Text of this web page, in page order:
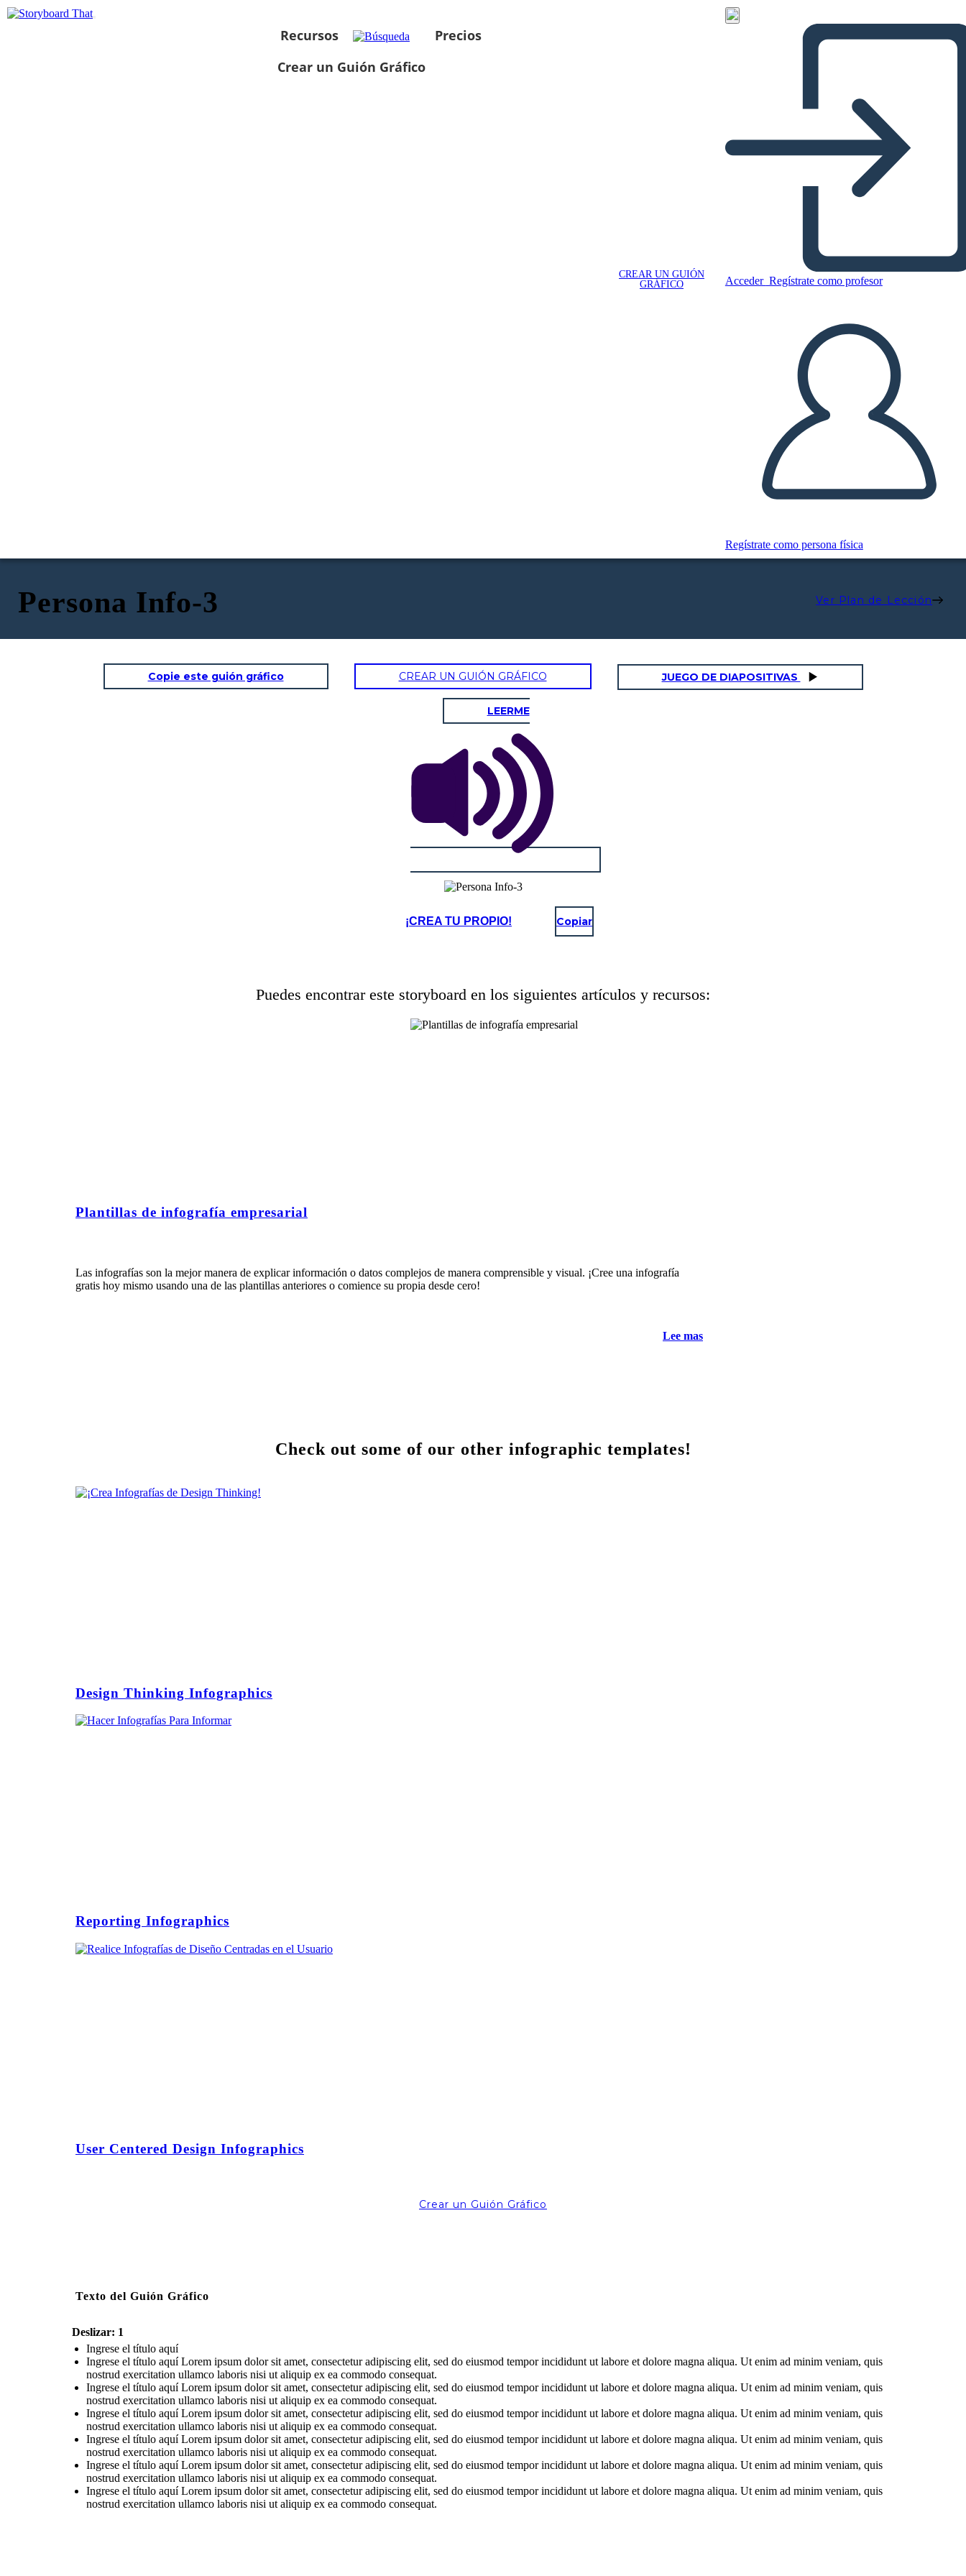
Recursos
Precios
Crear un Guión Gráfico
CREAR UN GUIÓN
GRÁFICO
Acceder Regístrate como profesor
Regístrate como persona física
Persona Info-3 Ver Plan de Lección
Copie este guión gráfico CREAR UN GUIÓN GRÁFICO JUEGO DE DIAPOSITIVAS
LEERME
¡CREA TU PROPIO! Copiar
Puedes encontrar este storyboard en los siguientes artículos y recursos:
Plantillas de infografía empresarial
Las infografías son la mejor manera de explicar información o datos complejos de manera comprensible y visual. ¡Cree una infografía
gratis hoy mismo usando una de las plantillas anteriores o comience su propia desde cero!
Lee mas
Check out some of our other infographic templates!
Design Thinking Infographics
Reporting Infographics
User Centered Design Infographics
Crear un Guión Gráfico
Texto del Guión Gráfico
Deslizar: 1
Ingrese el título aquí
Ingrese el título aquí Lorem ipsum dolor sit amet, consectetur adipiscing elit, sed do eiusmod tempor incididunt ut labore et dolore magna aliqua. Ut enim ad minim veniam, quis
nostrud exercitation ullamco laboris nisi ut aliquip ex ea commodo consequat.
Ingrese el título aquí Lorem ipsum dolor sit amet, consectetur adipiscing elit, sed do eiusmod tempor incididunt ut labore et dolore magna aliqua. Ut enim ad minim veniam, quis
nostrud exercitation ullamco laboris nisi ut aliquip ex ea commodo consequat.
Ingrese el título aquí Lorem ipsum dolor sit amet, consectetur adipiscing elit, sed do eiusmod tempor incididunt ut labore et dolore magna aliqua. Ut enim ad minim veniam, quis
nostrud exercitation ullamco laboris nisi ut aliquip ex ea commodo consequat.
Ingrese el título aquí Lorem ipsum dolor sit amet, consectetur adipiscing elit, sed do eiusmod tempor incididunt ut labore et dolore magna aliqua. Ut enim ad minim veniam, quis
nostrud exercitation ullamco laboris nisi ut aliquip ex ea commodo consequat.
Ingrese el título aquí Lorem ipsum dolor sit amet, consectetur adipiscing elit, sed do eiusmod tempor incididunt ut labore et dolore magna aliqua. Ut enim ad minim veniam, quis
nostrud exercitation ullamco laboris nisi ut aliquip ex ea commodo consequat.
Ingrese el título aquí Lorem ipsum dolor sit amet, consectetur adipiscing elit, sed do eiusmod tempor incididunt ut labore et dolore magna aliqua. Ut enim ad minim veniam, quis
nostrud exercitation ullamco laboris nisi ut aliquip ex ea commodo consequat.